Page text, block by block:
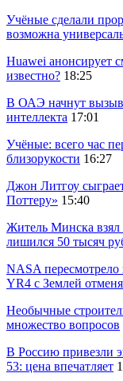
Учёные сделали
возможна
Huawei анонсирует
известно? 18:25
В ОАЭ начнут
интеллекта 17:01
Учёные: всего час
близорукости 16:27
Джон Литгоу
Поттеру» 15:40
Житель Минска взял
лишился 50 тысяч
NASA пересмотрело
YR4 с Землей
Необычные
множество вопросов
В Россию привезли
53: цена впечатляет